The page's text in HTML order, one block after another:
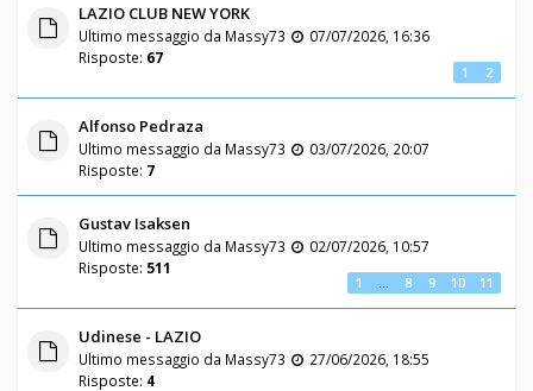
LAZIO CLUB NEW YORK
Ultimo messaggio da Massy73
07/07/2026, 16:36
Risposte: 67
1 2
Alfonso Pedraza
Ultimo messaggio da Massy73
03/07/2026, 20:07
Risposte: 7
Gustav Isaksen
Ultimo messaggio da Massy73
02/07/2026, 10:57
Risposte: 511
1 8 9 10 11
Udinese - LAZIO
Ultimo messaggio da Massy73
27/06/2026, 18:55
Risposte: 4